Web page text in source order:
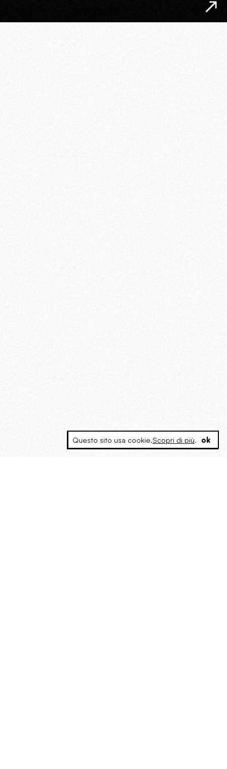
Questo sito usa cookie.Scopri di più. ok